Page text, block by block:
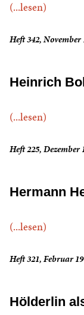
(...lesen)
Heft 342, November
Heinrich
(...lesen)
Heft 225, Dezember
Hermann
(...lesen)
Heft 321, Februar
Hölderlin